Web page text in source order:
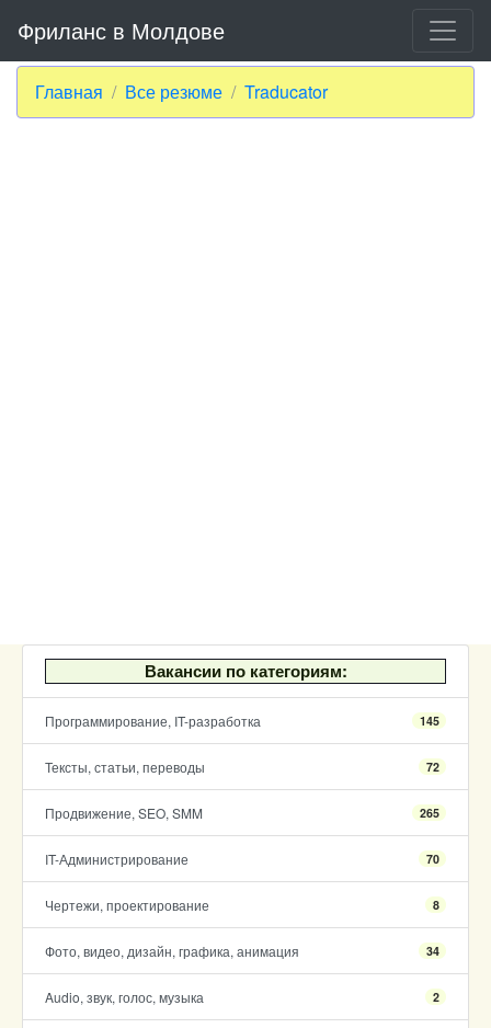
Фриланс в Молдове
Главная Все резюме Traducator
Вакансии по категориям:
Программирование, IT-разработка 145
Тексты, статьи, переводы 72
Продвижение, SEO, SMM 265
IT-Администрирование 70
Чертежи, проектирование 8
Фото, видео, дизайн, графика, анимация 34
Audio, звук, голос, музыка 2